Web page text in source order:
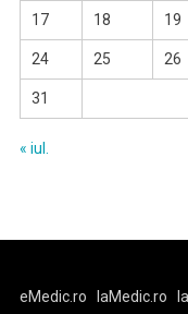
17 18 19
24 25 26
31
« iul.
eMedic.ro laMedic.ro